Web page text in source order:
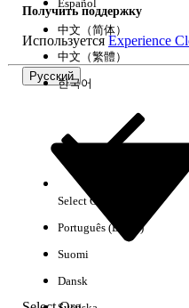
Проверьте орфографию
Получить поддержку
ИспользуетсяExperience
Русский
Español
中文（简体）
中文（繁體）
한국어
Select Org
Português (Brasil)
Suomi
Dansk